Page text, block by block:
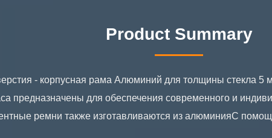
Product Summary
- корпусная рама Алюминий для толщины стекла 5
предназначены для обеспечения современного и
ремни также изготавливаются из алюминияС